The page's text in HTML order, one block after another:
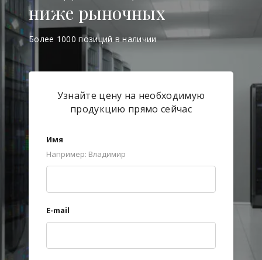
ниже рыночных
Более 1000 позиций в наличии
Узнайте цену на необходимую
продукцию прямо сейчас
Имя
Например: Владимир
E-mail